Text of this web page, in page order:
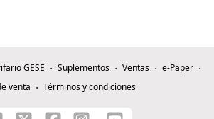
GESE Suplementos Ventas
e-Paper
venta
Términos y condiciones